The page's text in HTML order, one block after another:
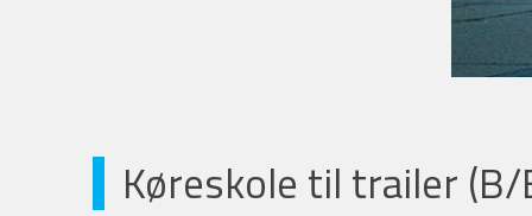
Køreskole til trailer